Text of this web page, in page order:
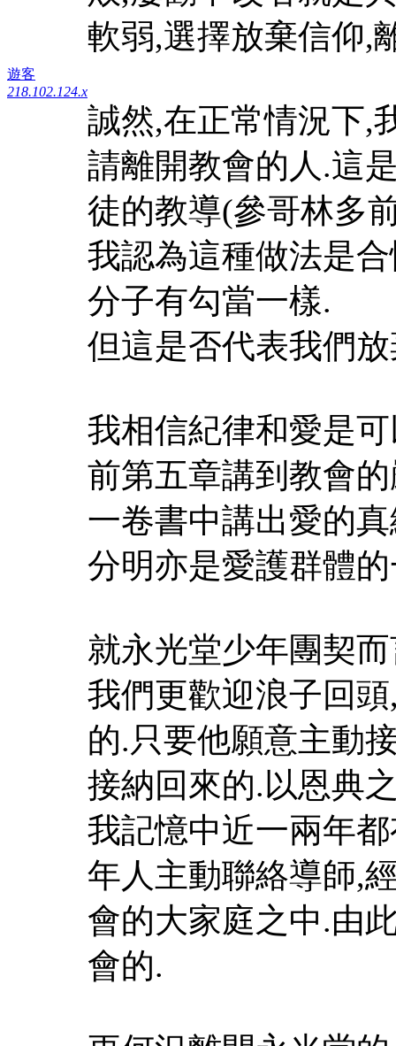
遊客
218.102.124.x
軟弱,選擇放棄信仰,
誠然,在正常情況下,
請離開教會的人.這
徒的教導(參哥林多
我認為這種做法是
分子有勾當一樣.
但這是否代表我們
我相信紀律和愛是
前第五章講到教會
一卷書中講出愛的
分明亦是愛護群體
就永光堂少年團契
我們更歡迎浪子回
的.只要他願意主動
接納回來的.以恩典
我記憶中近一兩年
年人主動聯絡導師,
會的大家庭之中.由
會的.